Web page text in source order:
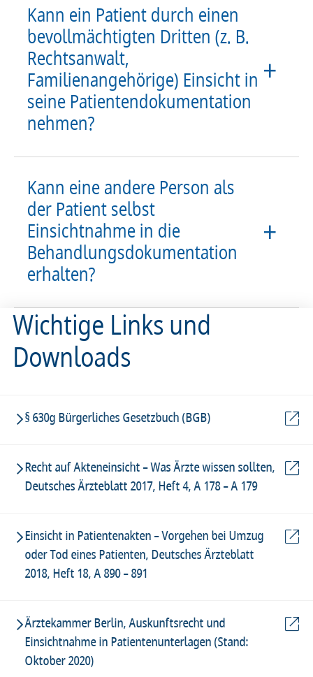
Kann ein Patient durch einen
bevollmächtigten Dritten (z. B.
Rechtsanwalt,
Familienangehörige) Einsicht in
seine Patientendokumentation
nehmen?
Kann eine andere Person als
der Patient selbst
Einsichtnahme in die
Behandlungsdokumentation
erhalten?
Wichtige Links und
Downloads
§ 630g Bürgerliches Gesetzbuch (BGB)
Recht auf Akteneinsicht – Was Ärzte wissen sollten,
Deutsches Ärzteblatt 2017, Heft 4, A 178 – A 179
Einsicht in Patientenakten – Vorgehen bei Umzug
oder Tod eines Patienten, Deutsches Ärzteblatt
2018, Heft 18, A 890 – 891
Ärztekammer Berlin, Auskunftsrecht und
Einsichtnahme in Patientenunterlagen (Stand:
Oktober 2020)